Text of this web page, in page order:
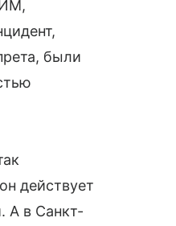
были
действует
А в Санкт-